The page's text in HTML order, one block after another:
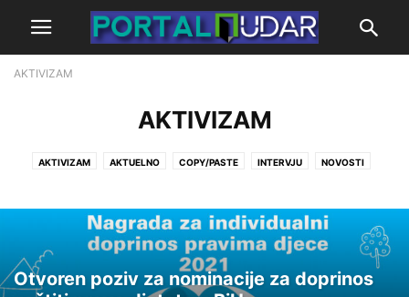
AKTIVIZAM
AKTIVIZAM
AKTIVIZAM AKTUELNO COPY/PASTE INTERVJU NOVOSTI
Otvoren poziv za nominacije za doprinos